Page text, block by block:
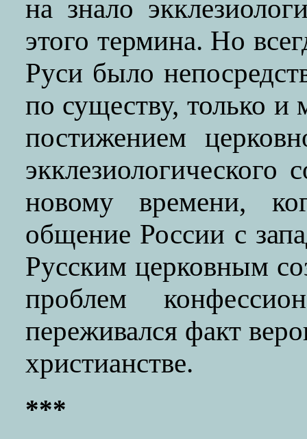
на знало
этого термина. Но
Руси было
по существу, только
постижением
экклезиологического
новому времени,
общение России с
Русским церковным
проблем
переживался факт
христианстве.
***